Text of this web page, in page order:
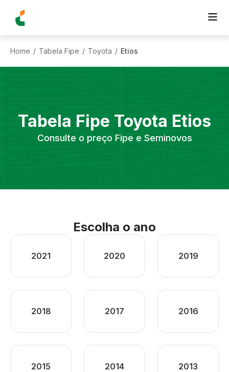
Home / Tabela Fipe / Toyota / Etios
Tabela Fipe Toyota Etios
Consulte o preço Fipe e Seminovos
Escolha o ano
2021 2020 2019
2018 2017 2016
2015 2014 2013